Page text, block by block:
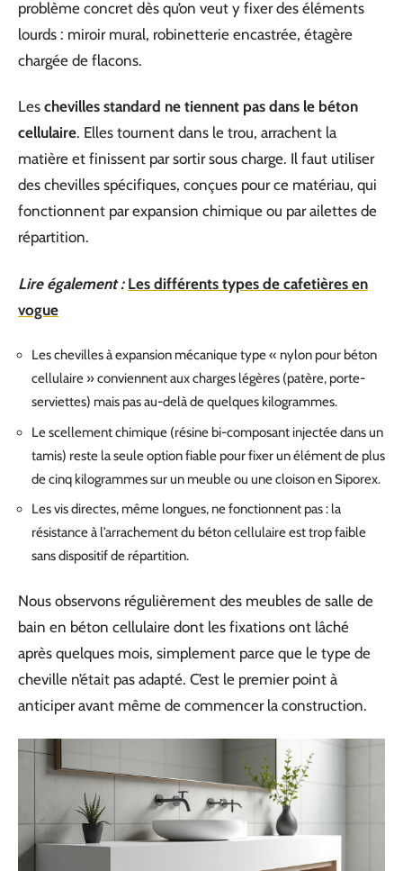
problème concret dès qu’on veut y fixer des éléments
lourds : miroir mural, robinetterie encastrée, étagère
chargée de flacons.
Les chevilles standard ne tiennent pas dans le béton
cellulaire. Elles tournent dans le trou, arrachent la
matière et finissent par sortir sous charge. Il faut utiliser
des chevilles spécifiques, conçues pour ce matériau, qui
fonctionnent par expansion chimique ou par ailettes de
répartition.
Lire également : Les différents types de cafetières en
vogue
Les chevilles à expansion mécanique type « nylon pour béton
cellulaire » conviennent aux charges légères (patère, porte-
serviettes) mais pas au-delà de quelques kilogrammes.
Le scellement chimique (résine bi-composant injectée dans un
tamis) reste la seule option fiable pour fixer un élément de plus
de cinq kilogrammes sur un meuble ou une cloison en Siporex.
Les vis directes, même longues, ne fonctionnent pas : la
résistance à l’arrachement du béton cellulaire est trop faible
sans dispositif de répartition.
Nous observons régulièrement des meubles de salle de
bain en béton cellulaire dont les fixations ont lâché
après quelques mois, simplement parce que le type de
cheville n’était pas adapté. C’est le premier point à
anticiper avant même de commencer la construction.